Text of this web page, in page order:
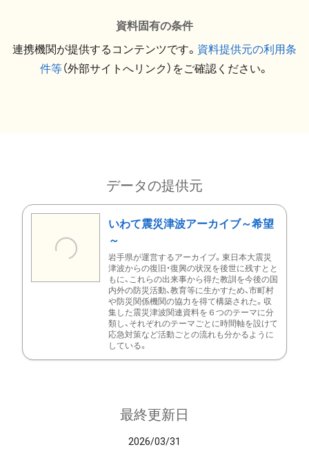
資料固有の条件
連携機関が提供するコンテンツです。 資料提供元の利用条
件等（外部サイトへリンク）をご確認ください。
データの提供元
いわて震災津波アーカイブ～希望
～
岩手県が運営するアーカイブ。東日本大震災
津波からの復旧・復興の状況を後世に残すとと
もに、これらの出来事から得た教訓を今後の国
内外の防災活動、教育等に生かすため、市町村
や防災関係機関の協力を得て構築された。収
集した震災津波関連資料を６つのテーマに分
類し、それぞれのテーマごとに時間軸を設けて
応急対策など活動ごとの流れも分かるように
している。
最終更新日
2026/03/31